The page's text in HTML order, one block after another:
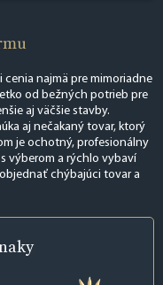
cenia najmä pre mimoriadne
od bežných potrieb pre
aj väčšie stavby.
aj nečakaný tovar, ktorý
je ochotný, profesionálny
výberom a rýchlo vybaví
chýbajúci tovar a